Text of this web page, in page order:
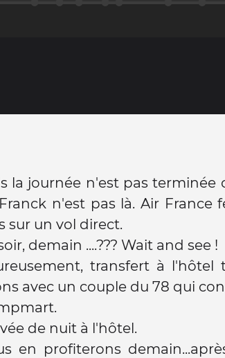
la journée n'est pas terminée
n'est pas là. Air France
sur un vol direct.
Ce soir, demain ....??? Wait and see !
transfert à l'hôtel
avec un couple du 78 qui
de nuit à l'hôtel.
en profiterons